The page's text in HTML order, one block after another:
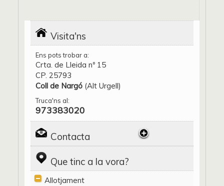
Visita'ns
Ens pots trobar a:
Crta. de Lleida nº 15
CP. 25793
Coll de Nargó (Alt Urgell)
Truca'ns al:
973383020
Contacta
Que tinc a la vora?
Allotjament